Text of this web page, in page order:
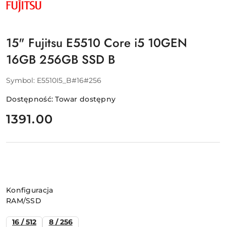
FUJITSU
15" Fujitsu E5510 Core i5 10GEN
16GB 256GB SSD B
Symbol: E5510I5_B#16#256
Dostępność:Towar dostępny
cena:
1391.00
Wariant
Konfiguracja
RAM/SSD
16 / 512 8 / 256